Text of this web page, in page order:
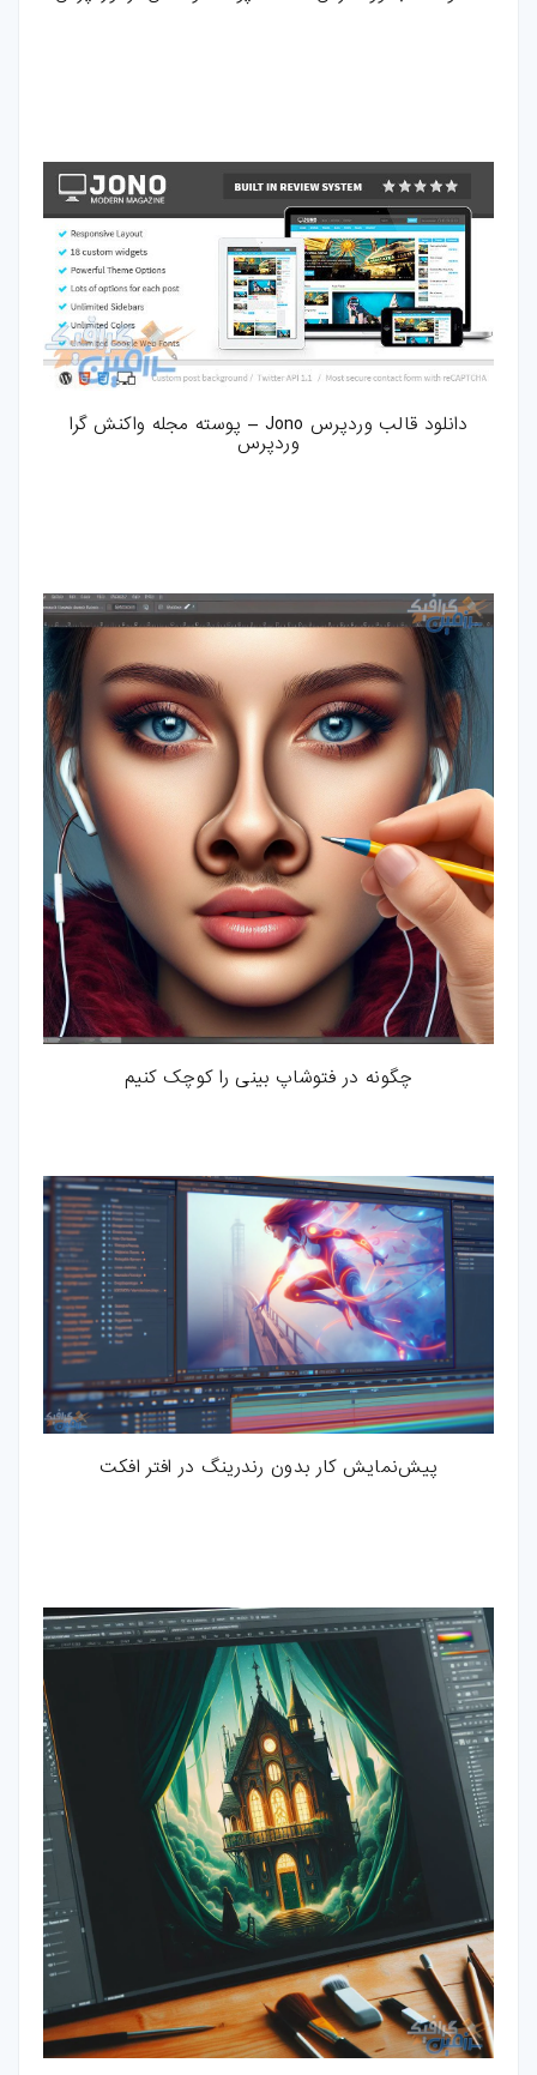
دانلود قالب وردپرس Jono – پوسته مجله واکنش گرا
وردپرس
چگونه در فتوشاپ بینی را کوچک کنیم
پیش‌نمایش کار بدون رندرینگ در افتر افکت